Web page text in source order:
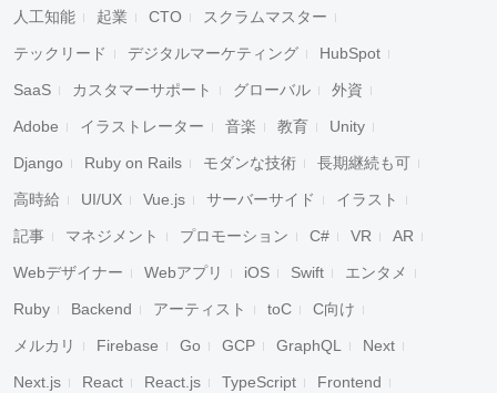
人工知能 起業 CTO スクラムマスター
テックリード デジタルマーケティング HubSpot
SaaS カスタマーサポート グローバル 外資
Adobe イラストレーター 音楽 教育 Unity
Django Ruby on Rails モダンな技術 長期継続も可
高時給 UI/UX Vue.js サーバーサイド イラスト
記事 マネジメント プロモーション C# VR AR
Webデザイナー Webアプリ iOS Swift エンタメ
Ruby Backend アーティスト toC C向け
メルカリ Firebase Go GCP GraphQL Next
Next.js React React.js TypeScript Frontend